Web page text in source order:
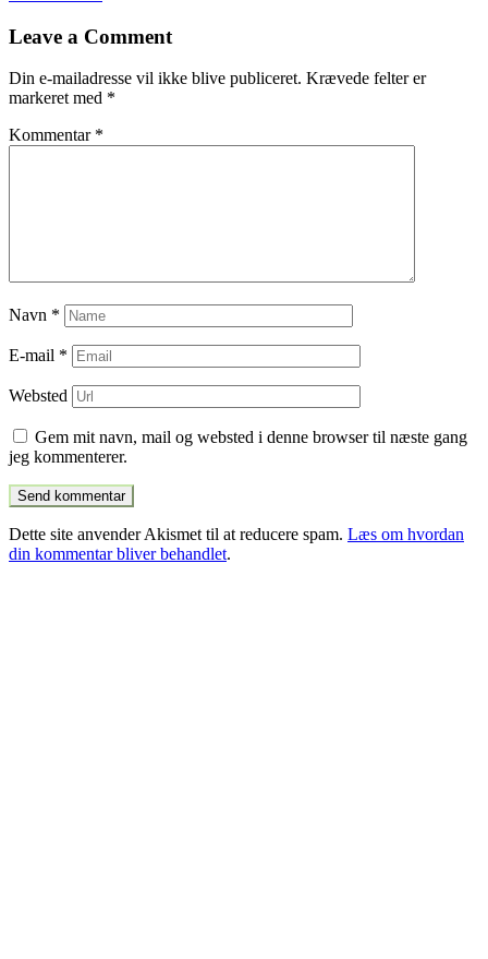
til
Leave a Comment
Din e-mailadresse vil ikke blive publiceret. Krævede felter er
markeret med *
Kommentar *
Navn *
E-mail *
Websted
Gem mit navn, mail og websted i denne browser til næste gang
jeg kommenterer.
Dette site anvender Akismet til at reducere spam. Læs om hvordan
din kommentar bliver behandlet.